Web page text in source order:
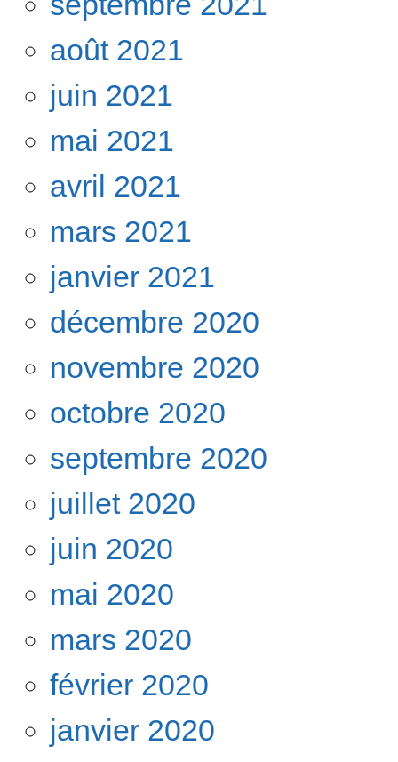
août 2021
juin 2021
mai 2021
avril 2021
mars 2021
janvier 2021
décembre 2020
novembre 2020
octobre 2020
septembre 2020
juillet 2020
juin 2020
mai 2020
mars 2020
février 2020
janvier 2020